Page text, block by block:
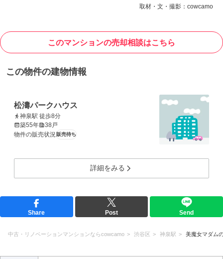
取材・文・撮影：cowcamo
このマンションの売却相談はこちら
この物件の建物情報
松濤パークハウス
神泉駅 徒歩8分
築55年
38戸
物件の販売状況 販売待ち
詳細をみる
Share Post Send
中古・リノベーションマンションならcowcamo 渋谷区 神泉駅 美魔女マダム